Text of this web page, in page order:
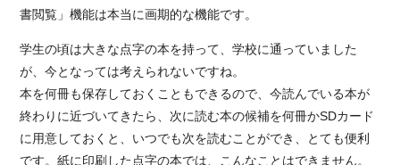
書閲覧」機能は本当に画期的な機能です。
学生の頃は大きな点字の本を持って、学校に通っていました
が、今となっては考えられないですね。
本を何冊も保存しておくこともできるので、今読んでいる本が
終わりに近づいてきたら、次に読む本の候補を何冊かSDカード
に用意しておくと、いつでも次を読むことができ、とても便利
です。紙に印刷した点字の本では、こんなことはできません。